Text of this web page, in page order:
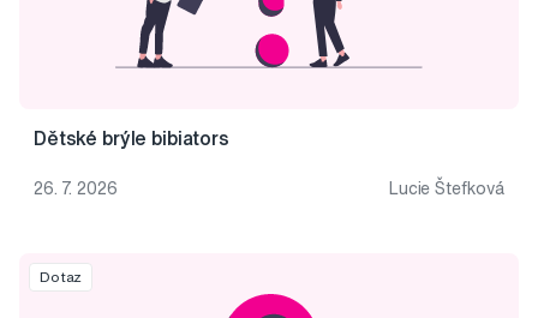
Dětské brýle bibiators
26. 7. 2026 Lucie Štefková
Dotaz